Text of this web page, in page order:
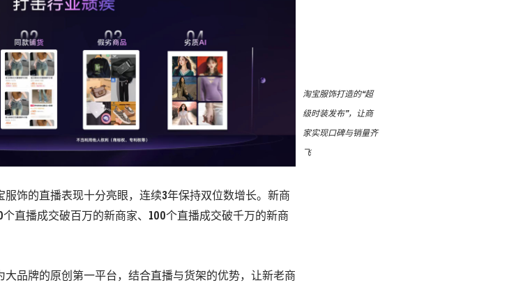
淘宝服饰打造的“超
级时装发布”，让商
家实现口碑与销量齐
飞
饰的直播表现十分亮眼，连续3年保持双位数增长。新商
直播成交破百万的新商家、100个直播成交破千万的新商
品牌的原创第一平台，结合直播与货架的优势，让新老商